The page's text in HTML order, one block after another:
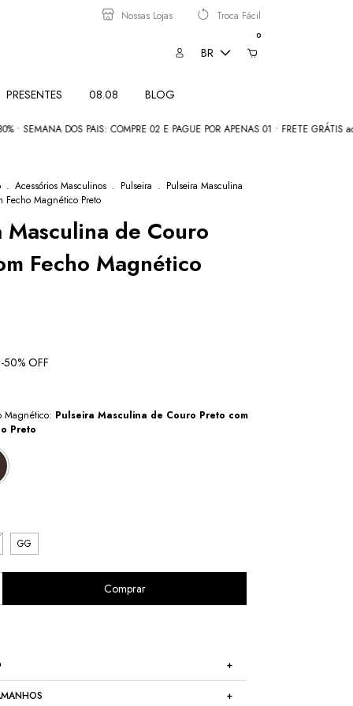
Nossas Lojas Troca Fácil
BR
0
PRESENTES 08.08 BLOG
DOS PAIS: COMPRE 02 E PAGUE POR APENAS 01 • FRETE GRÁTIS acima
. Acessórios Masculinos . Pulseira . Pulseira Masculina
Fecho Magnético Preto
Masculina de Couro
Fecho Magnético
-50% OFF
Magnético: Pulseira Masculina de Couro Preto com
Preto
GG